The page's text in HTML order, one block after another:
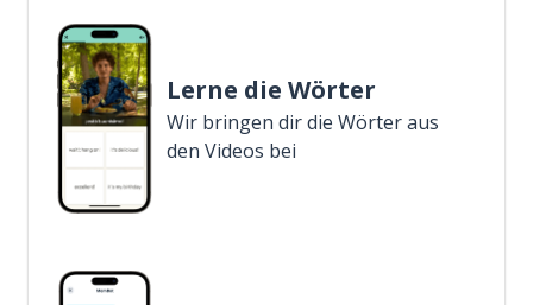
Lerne die Wörter
Wir bringen dir die Wörter aus
den Videos bei